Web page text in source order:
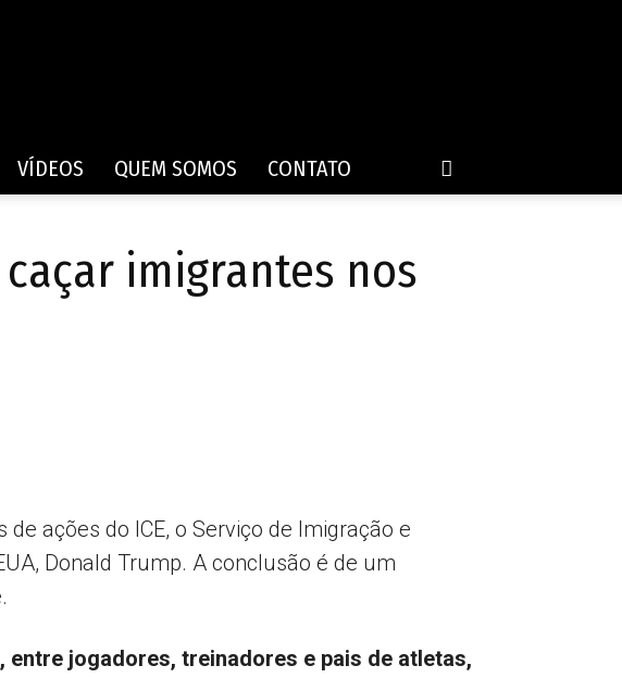
VÍDEOS QUEM SOMOS CONTATO
imigrantes nos
ações do ICE, o Serviço de Imigração e
Donald Trump. A conclusão é de um
entre jogadores, treinadores e pais de atletas,